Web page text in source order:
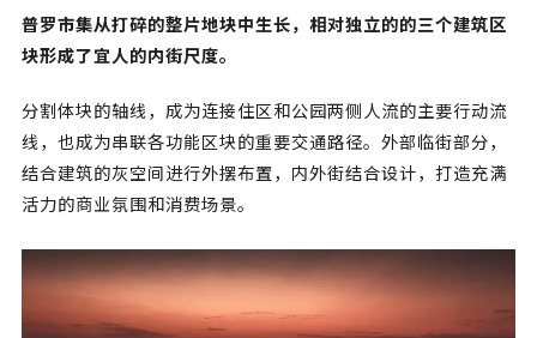
普罗市集从打碎的整片地块中生长，相对独立的的三个建筑区
块形成了宜人的内街尺度。
分割体块的轴线，成为连接住区和公园两侧人流的主要行动流
线，也成为串联各功能区块的重要交通路径。外部临街部分，
结合建筑的灰空间进行外摆布置，内外街结合设计，打造充满
活力的商业氛围和消费场景。